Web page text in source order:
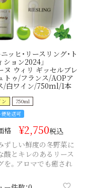
ニッヒ・リースリング・ト
ション2024」
ヌ ウィリ ギッセルブレ
トゥ/フランス/AOPア
/白ワイン/750ml/1本
ン
750ml
発送可
格 ¥2,750税込
ずしい鮮度の冬野菜に
酸とキレのあるリース
を。アロマでも癒され